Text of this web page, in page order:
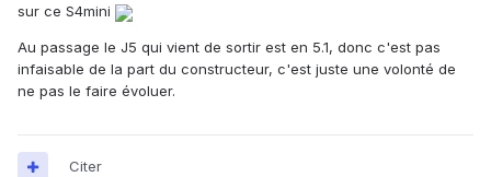
sur ce S4mini
Au passage le J5 qui vient de sortir est en 5.1, donc c'est pas
infaisable de la part du constructeur, c'est juste une volonté de
ne pas le faire évoluer.
Citer